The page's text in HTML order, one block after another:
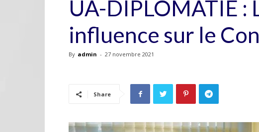
UA-DIPLOMATIE :
influence sur le
By admin - 27 novembre 2021
Share